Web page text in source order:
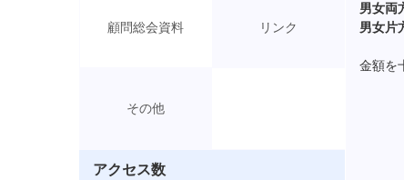
男女両
男女片
金額を
顧問総会資料 リンク
その他
アクセス数